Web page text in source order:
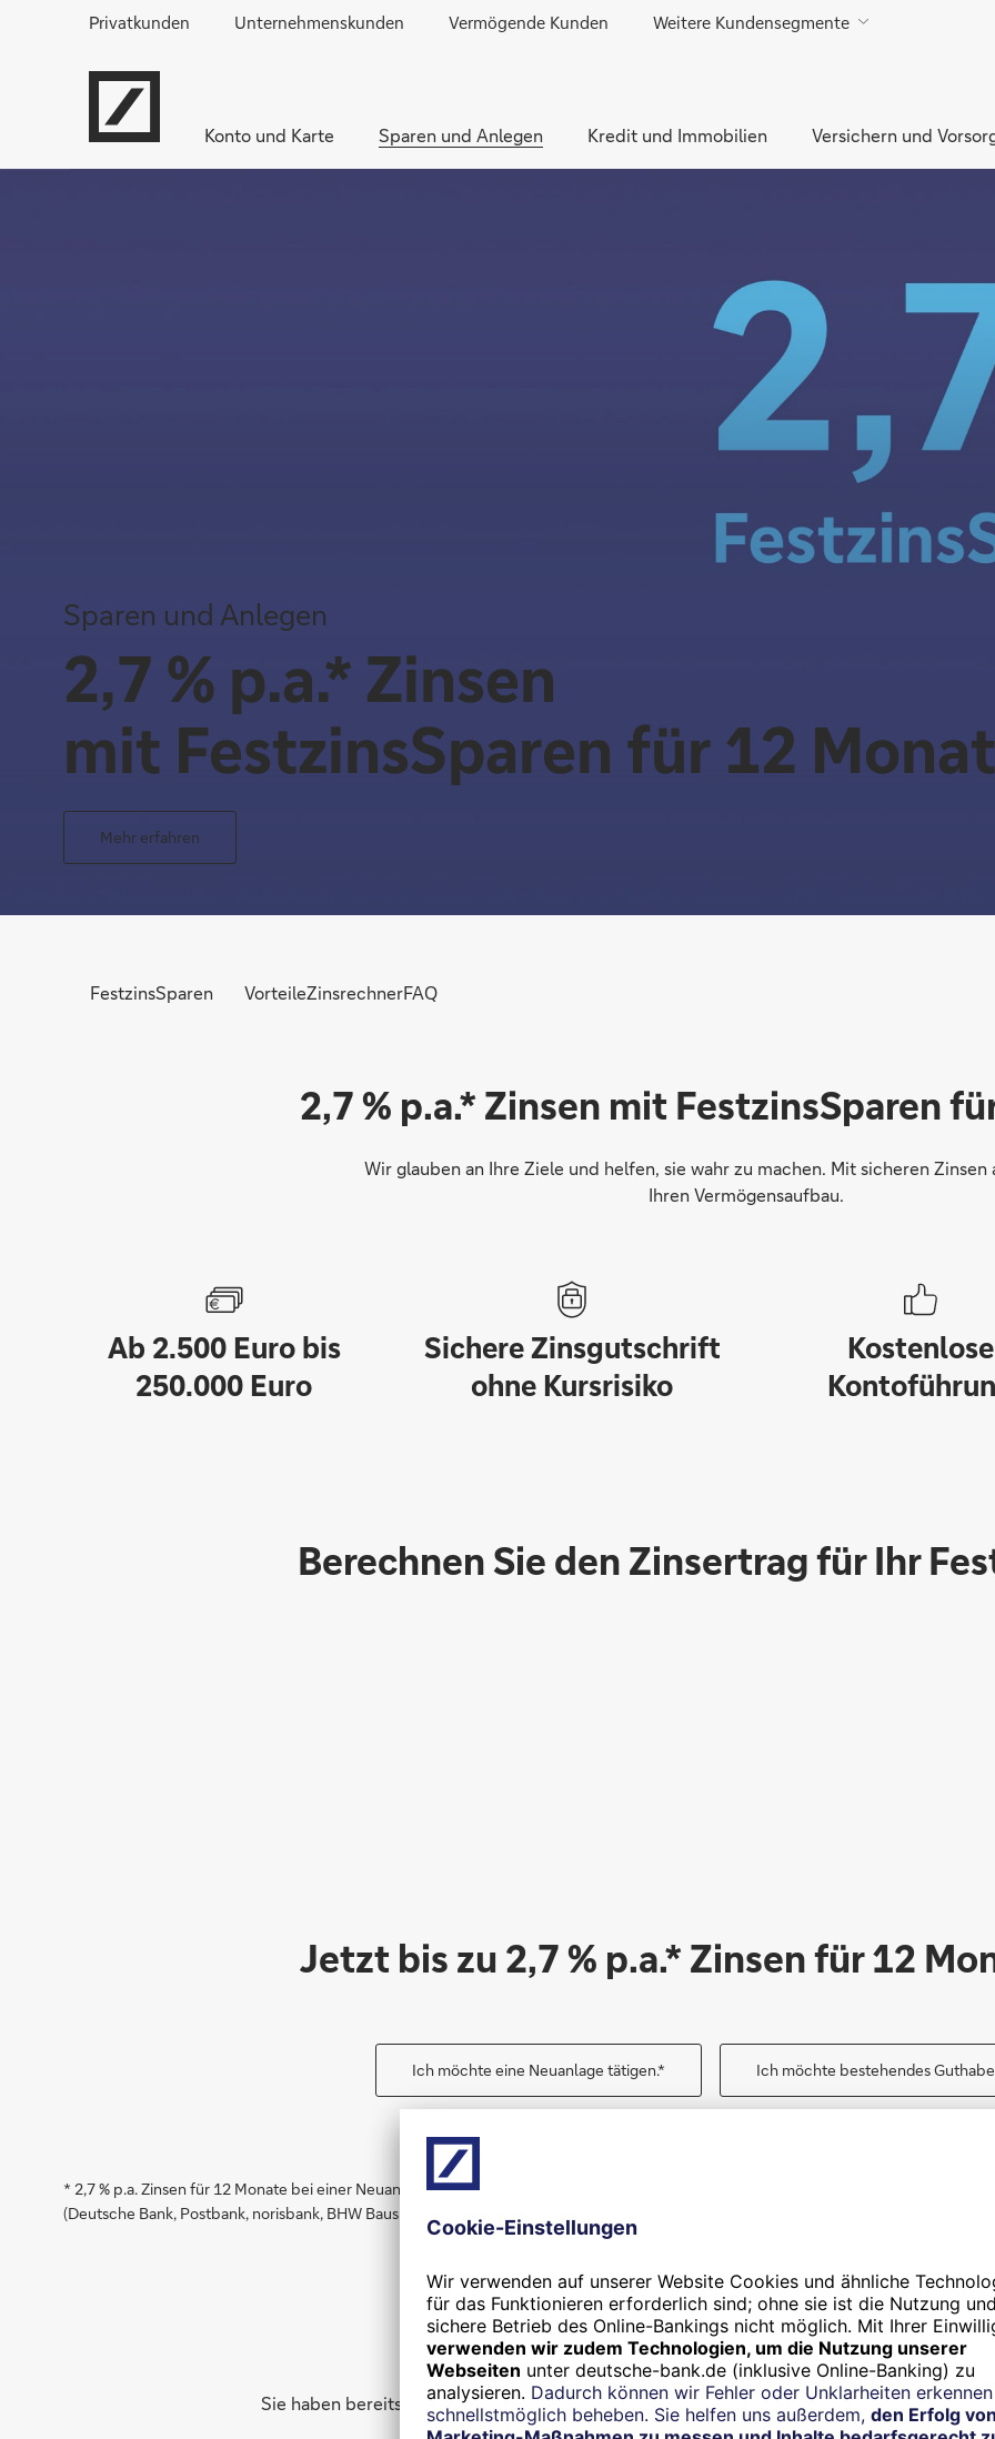
Direkt zur Hauptnavigation (Enter drücken)
Direkt zum Hauptinhalt (Enter drücken)
Privatkunden Unternehmenskunden Vermögende Kunden Weitere Kundensegmente
Konto und Karte Sparen und Anlegen Kredit und Immobilien Versichern und
Sparen und Anlegen
2,7 % p.a.* Zinsen
mit FestzinsSparen für 12
Mehr erfahren
FestzinsSparen VorteileZinsrechnerFAQ
2,7 % p.a.* Zinsen mit FestzinsSparen
Wir glauben an Ihre Ziele und helfen, sie wahr zu machen. Mit sicheren Zinsen
Ihren Vermögensaufbau.
Ab 2.500 Euro bis
250.000 Euro
Sichere Zinsgutschrift
ohne Kursrisiko
Kostenlose
Berechnen Sie den Zinsertrag für Ihr
Jetzt bis zu 2,7 % p.a.* Zinsen für 12
Ich möchte eine Neuanlage tätigen.* Ich möchte bestehendes
* 2,7 % p.a. Zinsen für 12 Monate bei einer Neuanlage von 2.500 bis 250.000 Euro. Gilt nur für Privatvermögen und Gelder, die
(Deutsche Bank, Postbank, norisbank, BHW Bausparkasse, DWS) angelegt sind. Angebot freibleibend. Stand: 4. Mai 2026.
Konditionen für bestehende
Sie haben bereits bestehendes Guthaben bei der Deutschen Bank? Auch dafür haben wir